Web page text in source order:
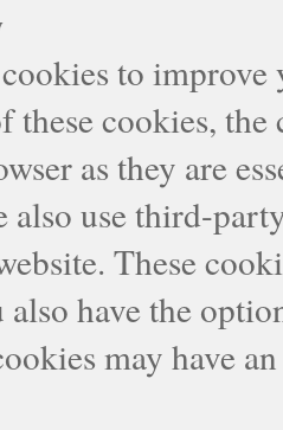
to
these cookies,
as they are
also use third-
These
also have the
may have